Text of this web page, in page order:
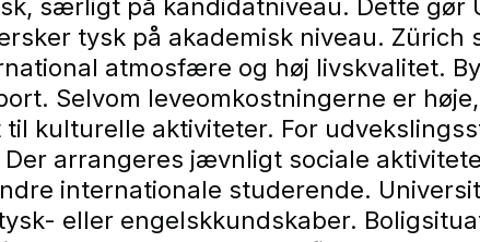
særligt på kandidatniveau. Dette
tysk på akademisk niveau.
atmosfære og høj livskvalitet.
Selvom leveomkostningerne er
kulturelle aktiviteter. For
arrangeres jævnligt sociale
internationale studerende.
eller engelskkundskaber.